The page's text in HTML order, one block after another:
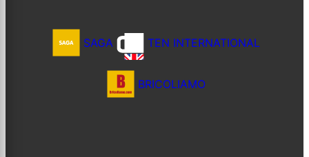
SAGA TEN INTERNATIONAL
BRICOLIAMO